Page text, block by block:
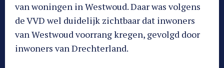
van woningen in Westwoud. Daar was volgens
de VVD wel duidelijk zichtbaar dat inwoners
van Westwoud voorrang kregen, gevolgd door
inwoners van Drechterland.